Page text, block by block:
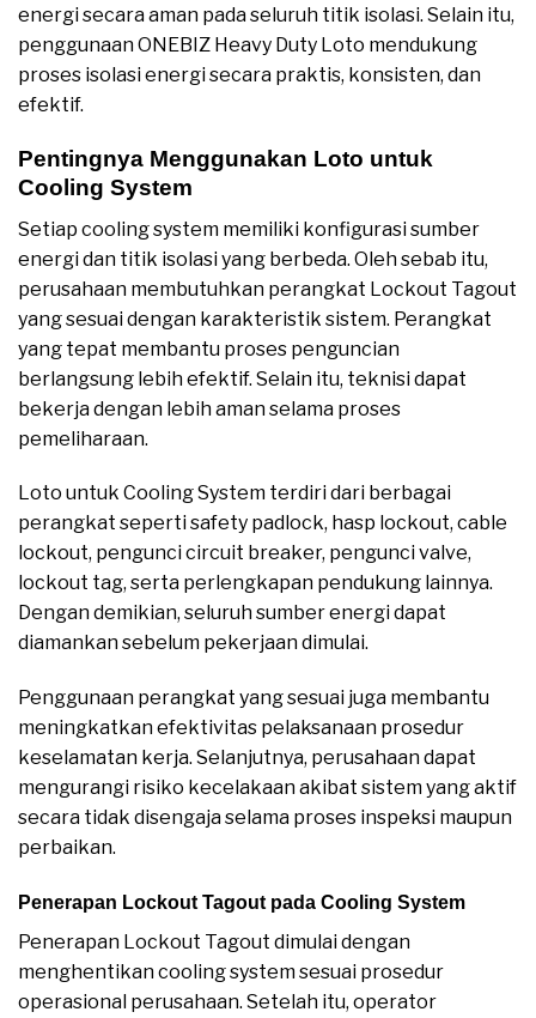
energi secara aman pada seluruh titik isolasi. Selain itu,
penggunaan ONEBIZ Heavy Duty Loto mendukung
proses isolasi energi secara praktis, konsisten, dan
efektif.
Pentingnya Menggunakan Loto untuk
Cooling System
Setiap cooling system memiliki konfigurasi sumber
energi dan titik isolasi yang berbeda. Oleh sebab itu,
perusahaan membutuhkan perangkat Lockout Tagout
yang sesuai dengan karakteristik sistem. Perangkat
yang tepat membantu proses penguncian
berlangsung lebih efektif. Selain itu, teknisi dapat
bekerja dengan lebih aman selama proses
pemeliharaan.
Loto untuk Cooling System terdiri dari berbagai
perangkat seperti safety padlock, hasp lockout, cable
lockout, pengunci circuit breaker, pengunci valve,
lockout tag, serta perlengkapan pendukung lainnya.
Dengan demikian, seluruh sumber energi dapat
diamankan sebelum pekerjaan dimulai.
Penggunaan perangkat yang sesuai juga membantu
meningkatkan efektivitas pelaksanaan prosedur
keselamatan kerja. Selanjutnya, perusahaan dapat
mengurangi risiko kecelakaan akibat sistem yang aktif
secara tidak disengaja selama proses inspeksi maupun
perbaikan.
Penerapan Lockout Tagout pada Cooling System
Penerapan Lockout Tagout dimulai dengan
menghentikan cooling system sesuai prosedur
operasional perusahaan. Setelah itu, operator